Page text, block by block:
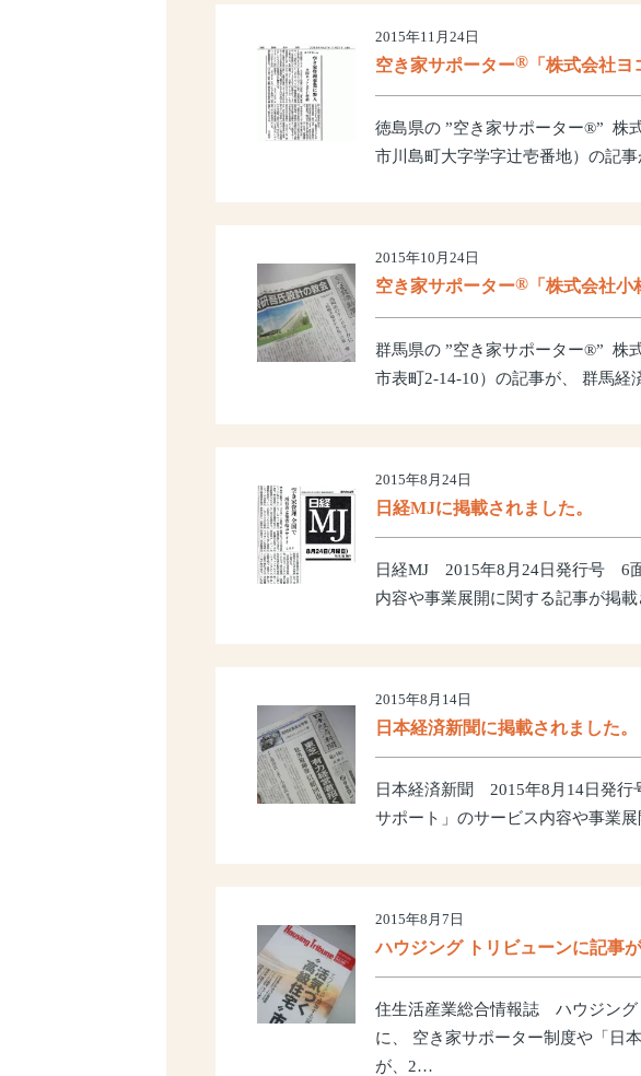
2015年11月24日
空き家サポーター® 「株式会社
徳島県の ”空き家サポーター®” 株
市川島町大字学字辻壱番地）の記
2015年10月24日
空き家サポーター® 「株式会社
群馬県の ”空き家サポーター®” 株
市表町2-14-10）の記事が、 群馬
2015年8月24日
日経MJに掲載されました。
日経MJ 2015年8月24日発行号 6
内容や事業展開に関する記事が掲
2015年8月14日
日本経済新聞に掲載されました。
日本経済新聞 2015年8月14日発
サポート」のサービス内容や事業
2015年8月7日
ハウジング トリビューンに記事
住生活産業総合情報誌 ハウジン
に、 空き家サポーター制度や「日
が、2…